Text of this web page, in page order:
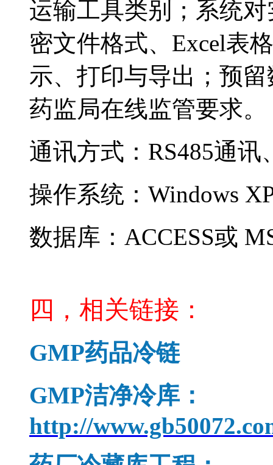
运输工具类别；系统
密文件格式、Excel表
示、打印与导出；预
药监局在线监管要求。
通讯方式：RS485通
操作系统：Windows
数据库：ACCESS或
四，相关链接：
GMP药品冷链
GMP洁净冷库：
http://